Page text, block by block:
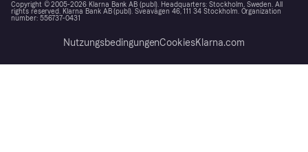
Copyright © 2005-2026 Klarna Bank AB (publ). Headquarters: Stockholm, Sweden. All
rights reserved. Klarna Bank AB (publ). Sveavägen 46, 111 34 Stockholm. Organization
number: 556737-0431
NutzungsbedingungenCookiesKlarna.com